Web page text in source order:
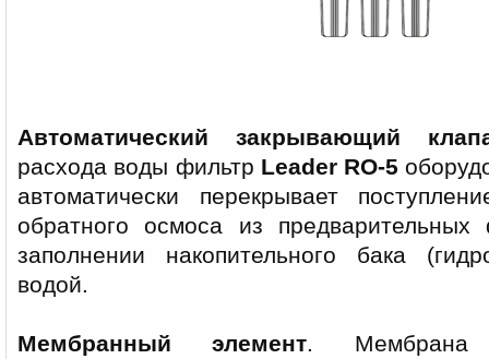
Автоматический закрывающий
расхода воды фильтр Leader RO-5
автоматически перекрывает
обратного осмоса из
заполнении накопительного бака
водой.
Мембранный элемент. Мембрана